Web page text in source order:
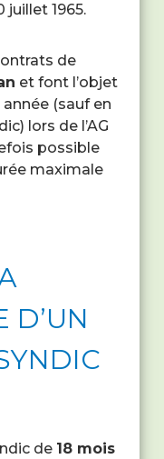
juillet 1965.
de
et font l’objet
(sauf en
lors de l’AG
possible
maximale
D’UN
de 18 mois